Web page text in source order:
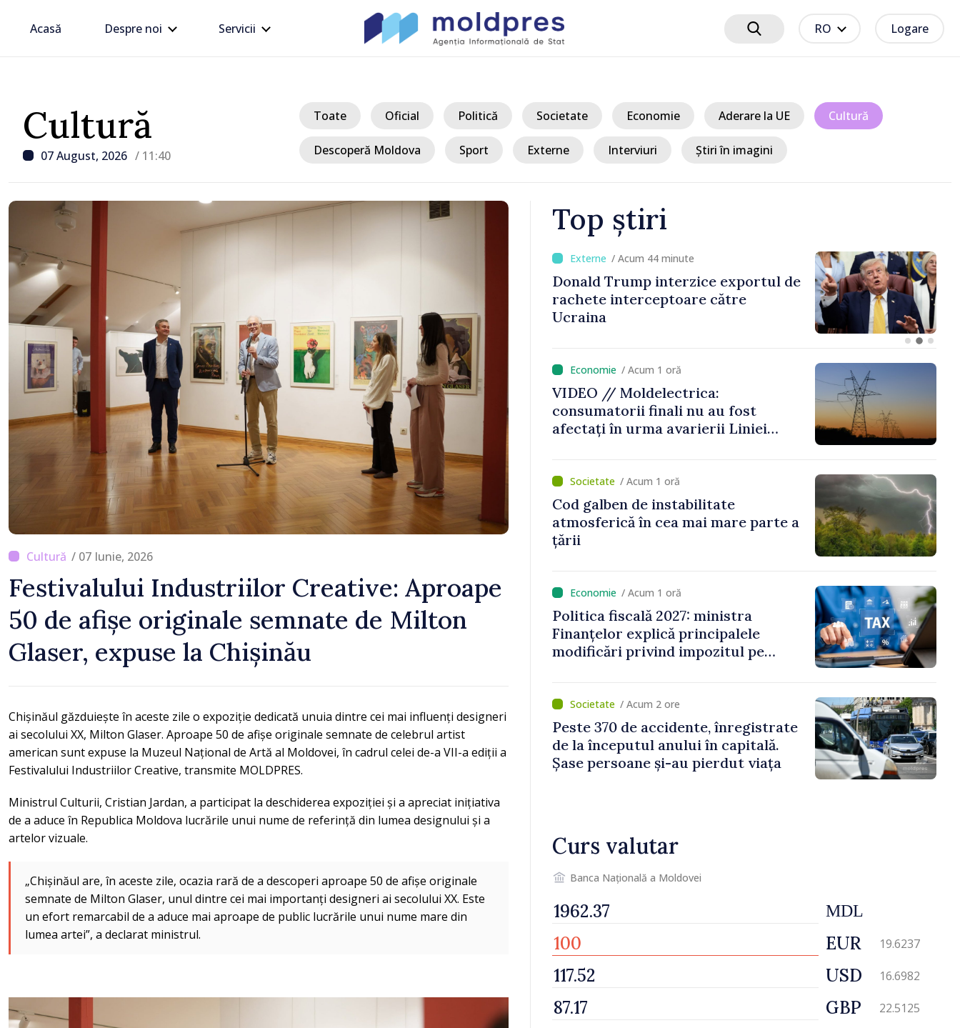
Acasă Despre noi Servicii RO Logare
Cultură
07 August, 2026 / 11:40
Toate Oficial Politică Societate Economie Aderare la UE Cultură
Descoperă Moldova Sport Externe Interviuri Știri în imagini
/ 07 Iunie, 2026
Festivalului Industriilor Creative: Aproape
50 de afișe originale semnate de Milton
Glaser, expuse la Chișinău
Chișinăul găzduiește în aceste zile o expoziție dedicată unuia dintre cei mai influenți designeri
ai secolului XX, Milton Glaser. Aproape 50 de afișe originale semnate de celebrul artist
american sunt expuse la Muzeul Național de Artă al Moldovei, în cadrul celei de-a VII-a ediții a
Festivalului Industriilor Creative, transmite MOLDPRES.
Ministrul Culturii, Cristian Jardan, a participat la deschiderea expoziției și a apreciat inițiativa
de a aduce în Republica Moldova lucrările unui nume de referință din lumea designului și a
artelor vizuale.
„Chișinăul are, în aceste zile, ocazia rară de a descoperi aproape 50 de afișe originale
semnate de Milton Glaser, unul dintre cei mai importanți designeri ai secolului XX. Este
un efort remarcabil de a aduce mai aproape de public lucrările unui nume mare din
lumea artei”, a declarat ministrul.
Top știri
Donald Trump interzice exportul de
rachete interceptoare către
Ucraina
/ Acum 1 oră
ANTA avertizează transportatorii
de mărfuri periculoase asupra
riscurilor sporite pe timp de
/ Acum 1 oră
VIDEO // Moldelectrica:
consumatorii finali nu au fost
afectați în urma avarierii Liniei
prioritar / Acum 1 oră
Cod galben de instabilitate
atmosferică în cea mai mare parte a
țării
/ Acum 1 oră
Politica fiscală 2027: ministra
Finanțelor explică principalele
modificări privind impozitul pe
/ Acum 2 ore
Peste 370 de accidente, înregistrate
de la începutul anului în capitală.
Șase persoane și-au pierdut viața
Curs valutar
Banca Națională a Moldovei
MDL
EUR 19.6237
USD 16.6982
GBP 22.5125